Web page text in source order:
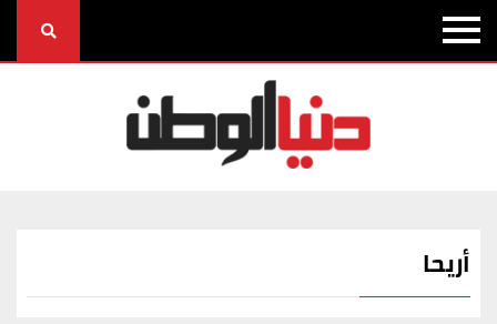
أريحا